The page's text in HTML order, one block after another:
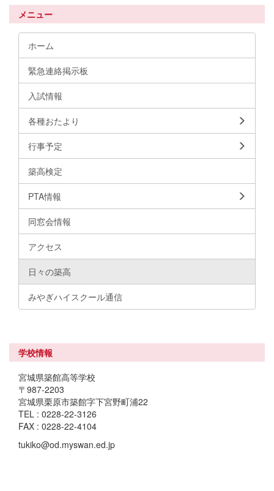
メニュー
ホーム
緊急連絡掲示板
入試情報
各種おたより
行事予定
築高検定
PTA情報
同窓会情報
アクセス
日々の築高
みやぎハイスクール通信
学校情報
宮城県築館高等学校
〒987-2203
宮城県栗原市築館字下宮野町浦22
TEL : 0228-22-3126
FAX : 0228-22-4104
tukiko@od.myswan.ed.jp